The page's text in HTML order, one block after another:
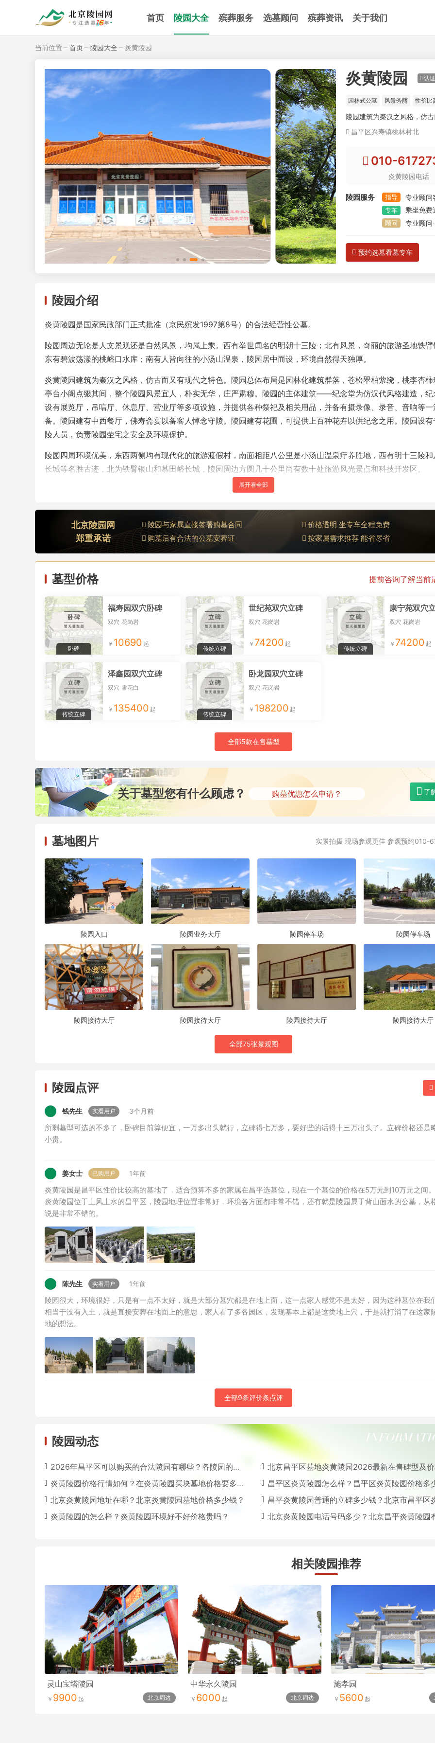
首页 陵园大全 殡葬服务 选墓顾问 殡葬资讯 关于我们
当前位置 首页 陵园大全 炎黄陵园
炎黄陵园 认证
园林式公墓 风景秀丽 性价比
陵园建筑为秦汉之风格，仿
昌平区兴寿镇桃林村北
010-
炎黄陵园电话
陵园服务 指导 专业顾问
专车 乘坐免费
顾问 专业顾问
预约选墓看墓专车
陵园介绍
炎黄陵园是国家民政部门正式批准（京民殡发1997第8号）的合法经营性公墓。
陵园周边无论是人文景观还是自然风景，均属上乘。西有举世闻名的明朝十三陵；北有风景，奇丽的旅游圣地铁
东有碧波荡漾的桃峪口水库；南有人皆向往的小汤山温泉，陵园居中而设，环境自然得天独厚。
炎黄陵园建筑为秦汉之风格，仿古而又有现代之特色。陵园总体布局是园林化建筑群落，苍松翠柏萦绕，桃李杏
亭台小阁点缀其间，整个陵园风景宜人，朴实无华，庄严肃穆。陵园的主体建筑——纪念堂为仿汉代风格建造，纪
设有展览厅，吊唁厅、休息厅、营业厅等多项设施，并提供各种祭祀及相关用品，并备有摄录像、录音、音响等一
备。陵园建有中西餐厅，佛寿斋宴以备客人悼念守陵。陵园建有花圃，可提供上百种花卉以供纪念之用。陵园设
陵人员，负责陵园茔宅之安全及环境保护。
陵园四周环境优美，东西两侧均有现代化的旅游渡假村，南面相距八公里是小汤山温泉疗养胜地，西有明十三陵
长城等名胜古迹，北为铁臂银山和慕田峪长城，陵园周边方圆几十公里尚有数十处旅游风光景点和科技开发区。
陵园交通便利，陵园之南正对北京城的安定门，从安定门途径亚运村、立水桥、小汤山温泉，总行程不到30公里
北京陵园网
郑重承诺
陵园与家属直接签署购墓合同
价格透明 坐专车全程免费
购墓后有合法的公墓安葬证
按家属需求推荐 能省尽省
墓型价格 提前咨询了解当前
卧碑
福寿园双穴卧碑
双穴 花岗岩
10690
传统立碑
世纪苑双穴立碑
双穴 花岗岩
74200
传统立碑
康宁苑双穴
双穴 花岗岩
74200
传统立碑
泽鑫园双穴立碑
双穴 雪花白
135400
传统立碑
卧龙园双穴立碑
双穴 花岗岩
198200
全部5款在售墓型
关于墓型您有什么顾虑？
所有墓型都有优惠吗？
购墓优惠怎么申请？
选墓专车能到指定点接送吗？
购墓地有什么赠品？
了
墓地图片 实景拍摄 现场参观更佳 参观预约010-
陵园入口 陵园业务大厅 陵园停车场 陵园停车场
陵园接待大厅 陵园接待大厅 陵园接待大厅 陵园接待大厅
全部75张景观图
陵园点评
钱先生 实看用户 3个月前
所剩墓型可选的不多了，卧碑目前算便宜，一万多出头就行，立碑得七万多，要好些的话得十三万出头了。立碑价格还是
小贵。
姜女士 已购用户 1年前
炎黄陵园是昌平区性价比较高的墓地了，适合预算不多的家属在昌平选墓位，现在一个墓位的价格在5万元到10万元之间。
炎黄陵园位于上风上水的昌平区，陵园地理位置非常好，环境各方面都非常不错，还有就是陵园属于背山面水的公墓，从
说是非常不错的。
陈先生 实看用户 1年前
陵园很大，环境很好，只是有一点不太好，就是大部分墓穴都是在地上面，这一点家人感觉不是太好，因为这种墓位在我
相当于没有入土，就是直接安葬在地面上的意思，家人看了多各园区，发现基本上都是这类地上穴，于是就打消了在这家
地的想法。
全部9条评价条点评
陵园动态
2026年昌平区可以购买的合法陵园有哪些？各陵园的立碑价格怎样
北京昌平区墓地炎黄陵园2026最新在售碑型及
炎黄陵园价格行情如何？在炎黄陵园买块墓地价格要多少钱？
昌平区炎黄陵园怎么样？昌平区炎黄陵园价格多
北京炎黄陵园地址在哪？北京炎黄陵园墓地价格多少钱？
昌平炎黄陵园普通的立碑多少钱？北京市昌平区炎黄陵园
炎黄陵园的怎么样？炎黄陵园环境好不好价格贵吗？
北京炎黄陵园电话号码多少？北京昌平炎黄陵园有树葬吗价
相关陵园推荐
灵山宝塔陵园
9900 北京周边
中华永久陵园
6000 北京周边
施孝园
5600